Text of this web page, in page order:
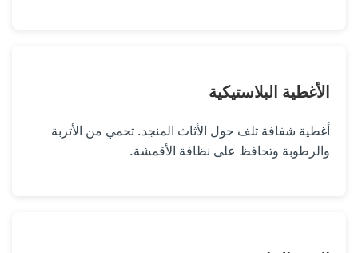
الأغطية البلاستيكية
أغطية شفافة تلف حول الأثاث المنجد. تحمي من الأتربة
والرطوبة وتحافظ على نظافة الأقمشة.